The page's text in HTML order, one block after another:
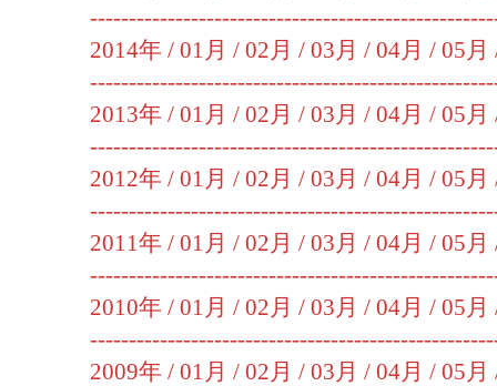
2014年 / 01月 / 02月 / 03月 / 04月 / 05月
2013年 / 01月 / 02月 / 03月 / 04月 / 05月
2012年 / 01月 / 02月 / 03月 / 04月 / 05月
2011年 / 01月 / 02月 / 03月 / 04月 / 05月
2010年 / 01月 / 02月 / 03月 / 04月 / 05月
2009年 / 01月 / 02月 / 03月 / 04月 / 05月